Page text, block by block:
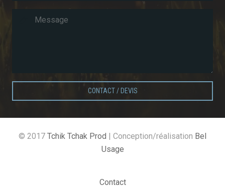
CONTACT / DEVIS
© 2017 Tchik Tchak Prod | Conception/réalisation Bel
Usage
Contact